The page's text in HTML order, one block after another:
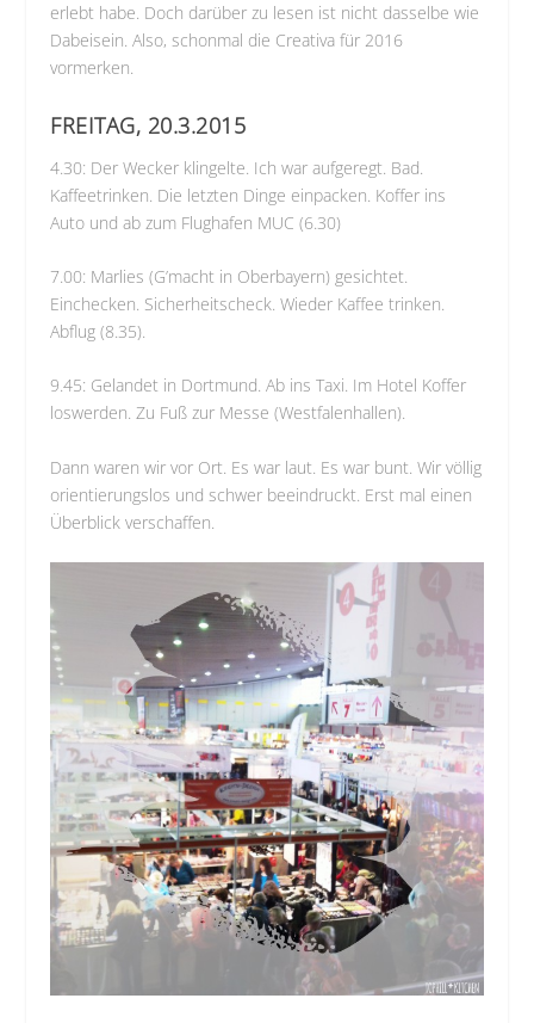
erlebt habe. Doch darüber zu lesen ist nicht dasselbe wie
Dabeisein. Also, schonmal die Creativa für 2016
vormerken.
FREITAG, 20.3.2015
4.30: Der Wecker klingelte. Ich war aufgeregt. Bad.
Kaffeetrinken. Die letzten Dinge einpacken. Koffer ins
Auto und ab zum Flughafen MUC (6.30)
7.00: Marlies (G’macht in Oberbayern) gesichtet.
Einchecken. Sicherheitscheck. Wieder Kaffee trinken.
Abflug (8.35).
9.45: Gelandet in Dortmund. Ab ins Taxi. Im Hotel Koffer
loswerden. Zu Fuß zur Messe (Westfalenhallen).
Dann waren wir vor Ort. Es war laut. Es war bunt. Wir völlig
orientierungslos und schwer beeindruckt. Erst mal einen
Überblick verschaffen.